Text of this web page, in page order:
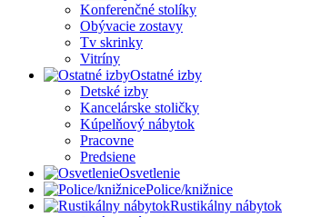
Konferenčné stolíky
Obývacie zostavy
Tv skrinky
Vitríny
Ostatné izby
Detské izby
Kancelárske stoličky
Kúpelňový nábytok
Pracovne
Predsiene
Osvetlenie
Police/knižnice
Rustikálny nábytok